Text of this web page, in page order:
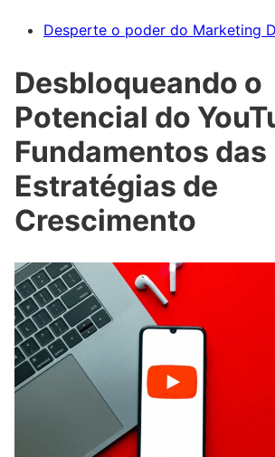
Desperte o poder do Marketing
Desbloqueando o
Potencial do
Fundamentos das
Estratégias de
Crescimento